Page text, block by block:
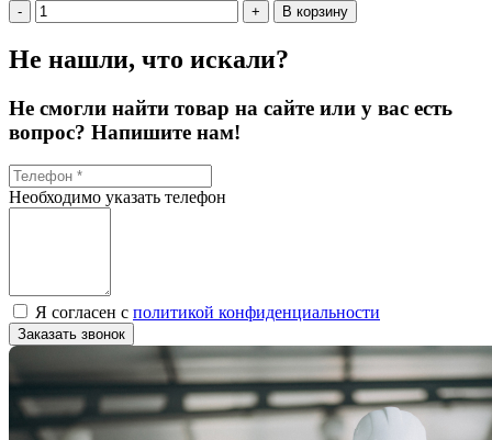
- + В корзину
Не нашли, что искали?
Не смогли найти товар на сайте или у вас есть
вопрос? Напишите нам!
Необходимо указать телефон
Я согласен с политикой конфиденциальности
Заказать звонок